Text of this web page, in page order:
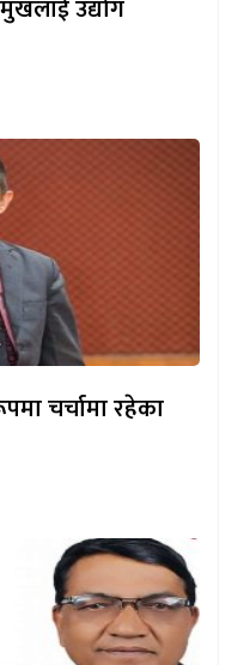
उद्योग
चर्चामा रहेका